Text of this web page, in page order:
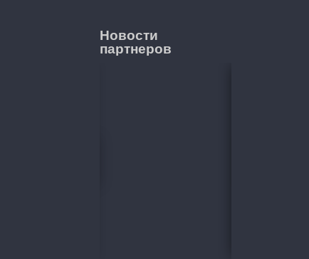
Новости
партнеров